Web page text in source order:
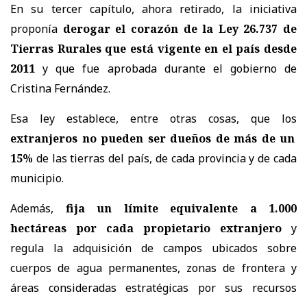
En su tercer capítulo, ahora retirado, la iniciativa
proponía derogar el corazón de la Ley 26.737 de
Tierras Rurales que está vigente en el país desde
2011 y que fue aprobada durante el gobierno de
Cristina Fernández.
Esa ley establece, entre otras cosas, que los
extranjeros no pueden ser dueños de más de un
15% de las tierras del país, de cada provincia y de cada
municipio.
Además, fija un límite equivalente a 1.000
hectáreas por cada propietario extranjero y
regula la adquisición de campos ubicados sobre
cuerpos de agua permanentes, zonas de frontera y
áreas consideradas estratégicas por sus recursos